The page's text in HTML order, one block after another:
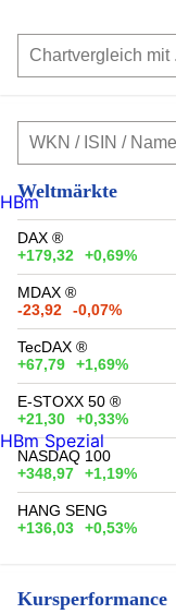
Weltmärkte
DAX ®
+179,32
+0,69%
MDAX ®
-23,92
-0,07%
TecDAX ®
+67,79
+1,69%
E-STOXX 50 ®
+21,30
+0,33%
NASDAQ 100
+348,97
+1,19%
HANG SENG
+136,03
+0,53%
Kursperformance
HBm
HBm Spezial